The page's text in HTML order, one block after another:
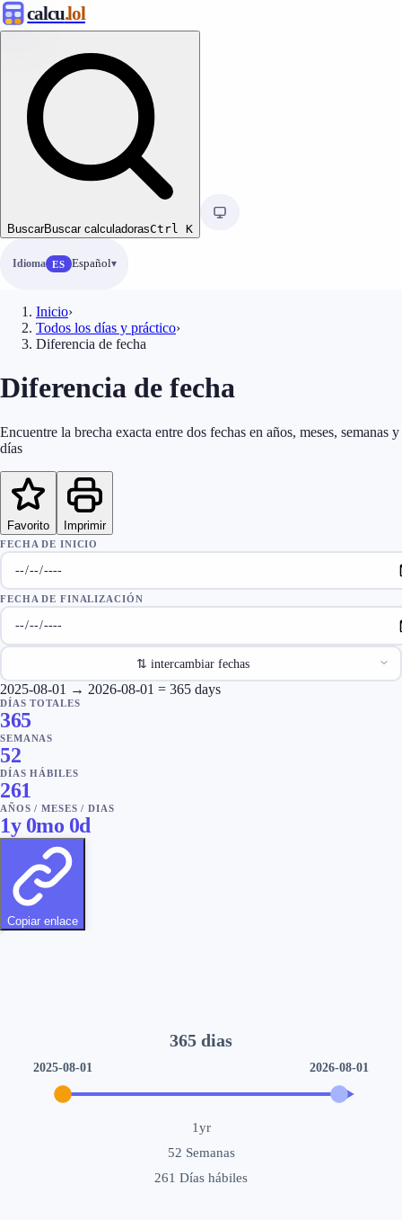
calcu.lol
BuscarBuscar calculadorasCtrl K
Idioma ES Español
Inicio›
Todos los días y práctico›
Diferencia de fecha
Diferencia de fecha
Encuentre la brecha exacta entre dos fechas en años, meses, semanas y
días
Favorito Imprimir
FECHA DE INICIO
FECHA DE FINALIZACIÓN
⇅ intercambiar fechas
2025-08-01 → 2026-08-01 = 365 days
DÍAS TOTALES
365
SEMANAS
52
DÍAS HÁBILES
261
AÑOS /MESES /DIAS
1y 0mo 0d
Copiar enlace
2025-08-01 2026-08-01
365 dias
1yr
52 Semanas
261 Días hábiles